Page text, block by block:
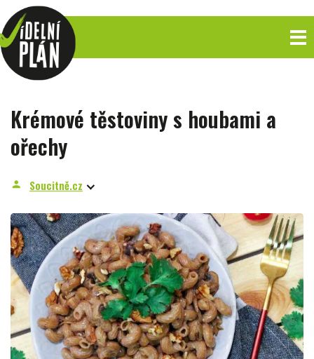
Krémové těstoviny s houbami a
ořechy
person Soucitně.cz